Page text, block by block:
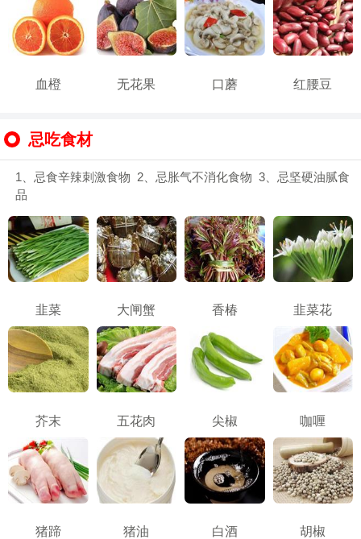
血橙 无花果 口蘑 红腰豆
忌吃食材
1、忌食辛辣刺激食物 2、忌胀气不消化食物 3、忌坚硬油腻食
品
韭菜 大闸蟹 香椿 韭菜花
芥末 五花肉 尖椒 咖喱
猪蹄 猪油 白酒 胡椒